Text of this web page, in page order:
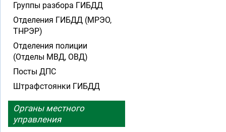
Группы разбора ГИБДД
Отделения ГИБДД (МРЭО,
ТНРЭР)
Отделения полиции
(Отделы МВД, ОВД)
Посты ДПС
Штрафстоянки ГИБДД
Органы местного
управления